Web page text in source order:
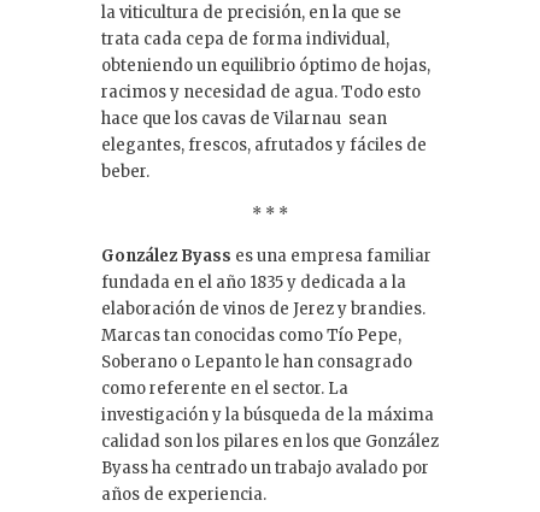
la viticultura de precisión, en la que se
trata cada cepa de forma individual,
obteniendo un equilibrio óptimo de hojas,
racimos y necesidad de agua. Todo esto
hace que los cavas de Vilarnau sean
elegantes, frescos, afrutados y fáciles de
beber.
* * *
González Byass es una empresa familiar
fundada en el año 1835 y dedicada a la
elaboración de vinos de Jerez y brandies.
Marcas tan conocidas como Tío Pepe,
Soberano o Lepanto le han consagrado
como referente en el sector. La
investigación y la búsqueda de la máxima
calidad son los pilares en los que González
Byass ha centrado un trabajo avalado por
años de experiencia.